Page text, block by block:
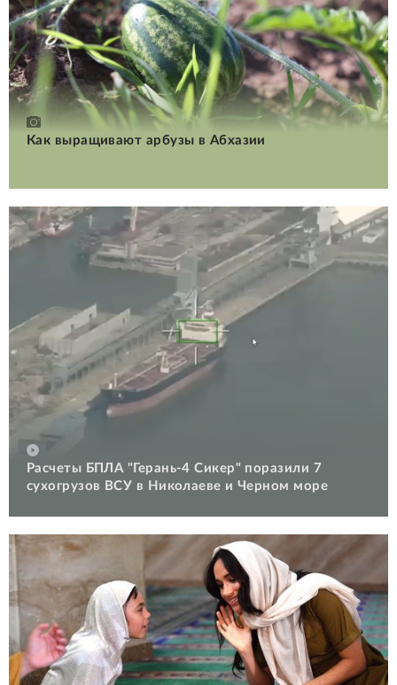
Как выращивают арбузы в Абхазии
Расчеты БПЛА "Герань-4 Сикер" поразили 7
сухогрузов ВСУ в Николаеве и Черном море